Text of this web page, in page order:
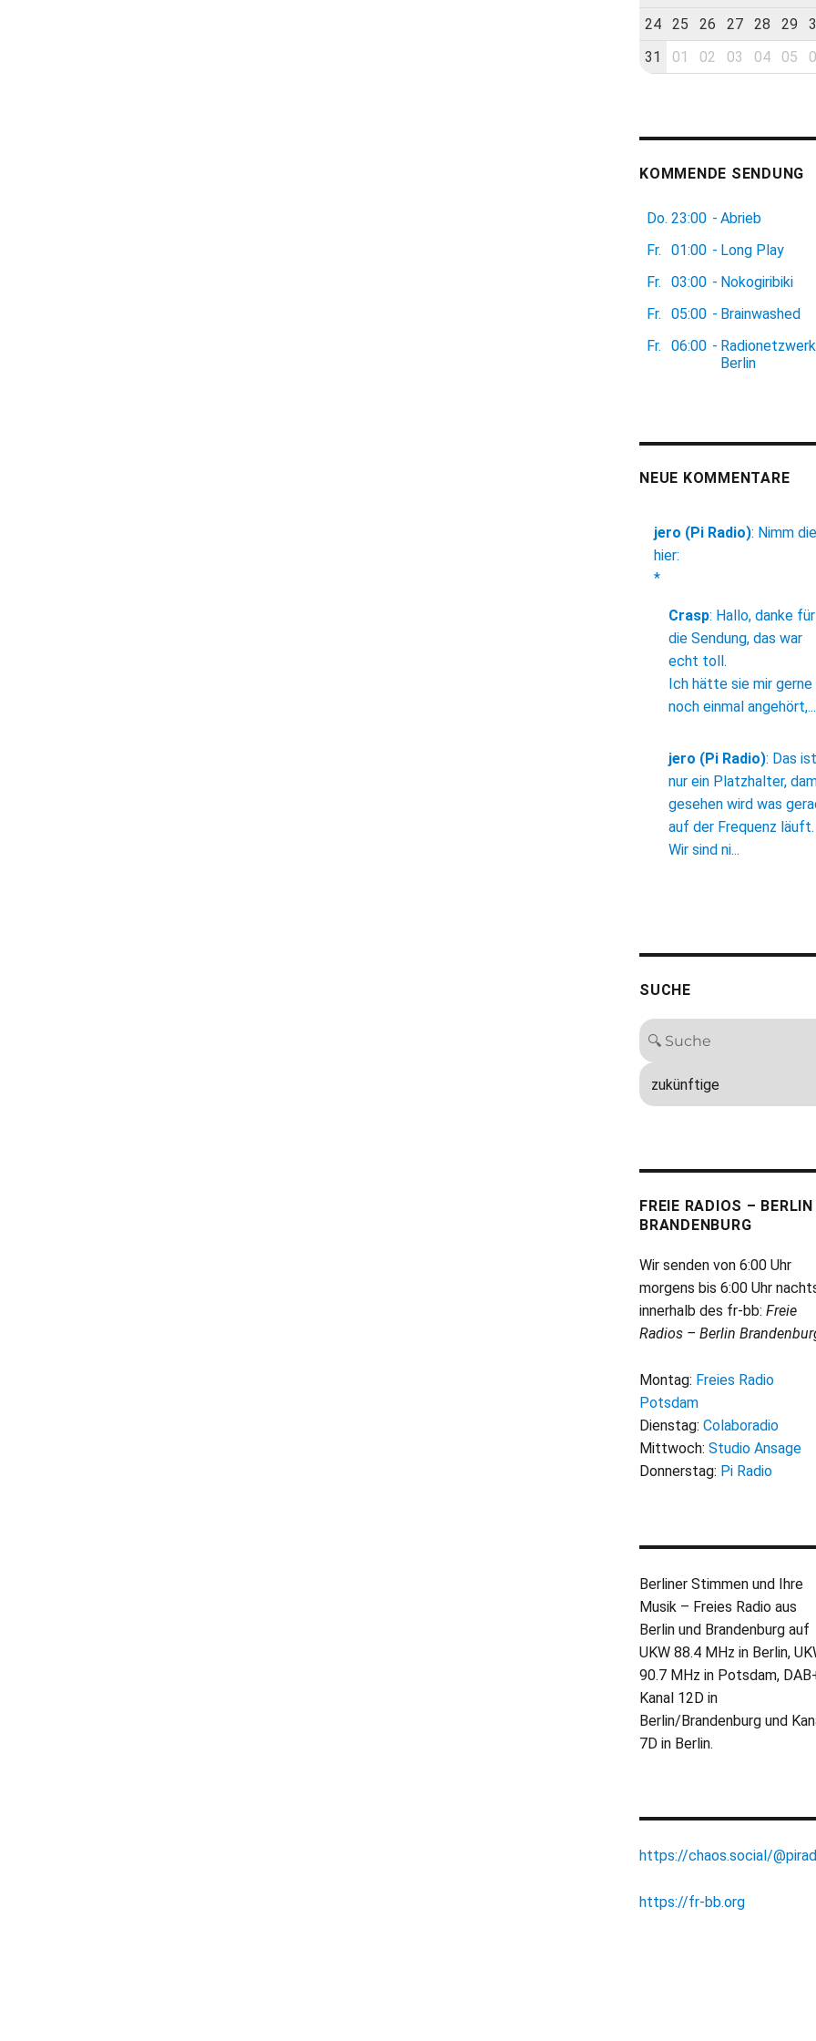
24
25 26 27 28 29
31
01 02 03 04 05
KOMMENDE SENDUNG
Do. 23:00 - Abrieb
Fr.
01:00 - Long Play
Fr.
03:00 - Nokogiribiki
Fr.
05:00 - Brainwashed
Fr.
06:00 - Radionetzwerk
Berlin
NEUE KOMMENTARE
jero (Pi Radio): Nimm die
hier:
*
Crasp: Hallo, danke für
die Sendung, das war
echt toll.
Ich hätte sie mir gerne
noch einmal angehört,...
jero (Pi Radio): Das ist
nur ein Platzhalter,
gesehen wird was
auf der Frequenz läuft.
Wir sind ni...
SUCHE
FREIE RADIOS – BERLIN
BRANDENBURG
Wir senden von 6:00 Uhr
morgens bis 6:00 Uhr
innerhalb des fr-bb: Freie
Radios – Berlin
Montag: Freies Radio
Potsdam
Dienstag: Colaboradio
Mittwoch: Studio Ansage
Donnerstag: Pi Radio
Berliner Stimmen und Ihre
Musik – Freies Radio aus
Berlin und Brandenburg auf
UKW 88.4 MHz in Berlin,
90.7 MHz in Potsdam,
Kanal 12D in
Berlin/Brandenburg und
7D in Berlin.
https://chaos.social/
https://fr-bb.org